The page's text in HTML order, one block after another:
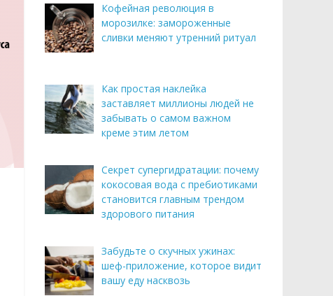
Кофейная революция в
морозилке: замороженные
сливки меняют утренний ритуал
Как простая наклейка
заставляет миллионы людей не
забывать о самом важном
креме этим летом
Секрет супергидратации: почему
кокосовая вода с пребиотиками
становится главным трендом
здорового питания
Забудьте о скучных ужинах:
шеф-приложение, которое видит
вашу еду насквозь